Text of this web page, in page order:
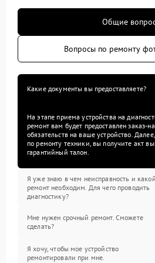
Общие
Вопросы по ремонту
Какие документы вы предоставляете?
На этапе приема устройства на
ремонт вам будет предоставлен заказ-
обязательств на ваше устройство.
по ремонту техники, вы получите акт
гарантийный талон.
Я уже знаю в чем неисправность и какой
ремонт необходим. Для чего проводить
диагностику?
Мне нужен срочный ремонт. Сможете
сделать?
Я хочу, чтобы мое устройство
ремонтировали при мне.